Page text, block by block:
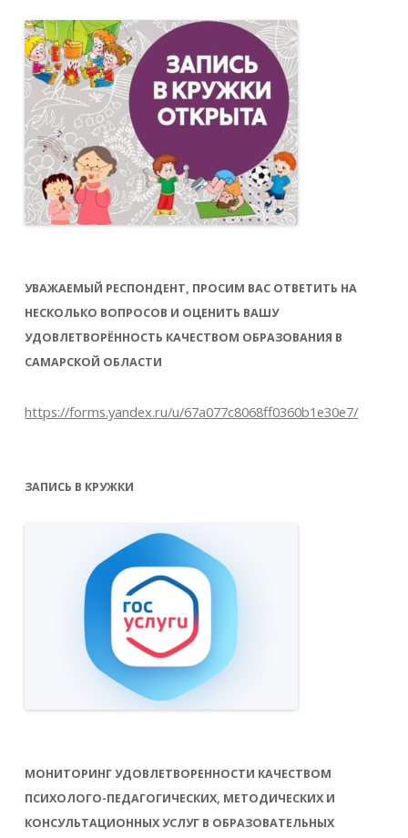
УВАЖАЕМЫЙ РЕСПОНДЕНТ, ПРОСИМ ВАС ОТВЕТИТЬ НА
НЕСКОЛЬКО ВОПРОСОВ И ОЦЕНИТЬ ВАШУ
УДОВЛЕТВОРЁННОСТЬ КАЧЕСТВОМ ОБРАЗОВАНИЯ В
САМАРСКОЙ ОБЛАСТИ
https://forms.yandex.ru/u/67a077c8068ff0360b1e30e7/
ЗАПИСЬ В КРУЖКИ
МОНИТОРИНГ УДОВЛЕТВОРЕННОСТИ КАЧЕСТВОМ
ПСИХОЛОГО-ПЕДАГОГИЧЕСКИХ, МЕТОДИЧЕСКИХ И
КОНСУЛЬТАЦИОННЫХ УСЛУГ В ОБРАЗОВАТЕЛЬНЫХ